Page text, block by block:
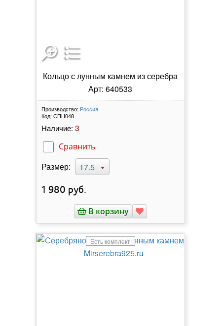
Кольцо с лунным камнем из серебра
Арт: 640533
Производство: Россия
Код: СПН048
Наличие: 3
Сравнить
Размер: 17.5
1 980 руб.
В корзину
Есть комплект